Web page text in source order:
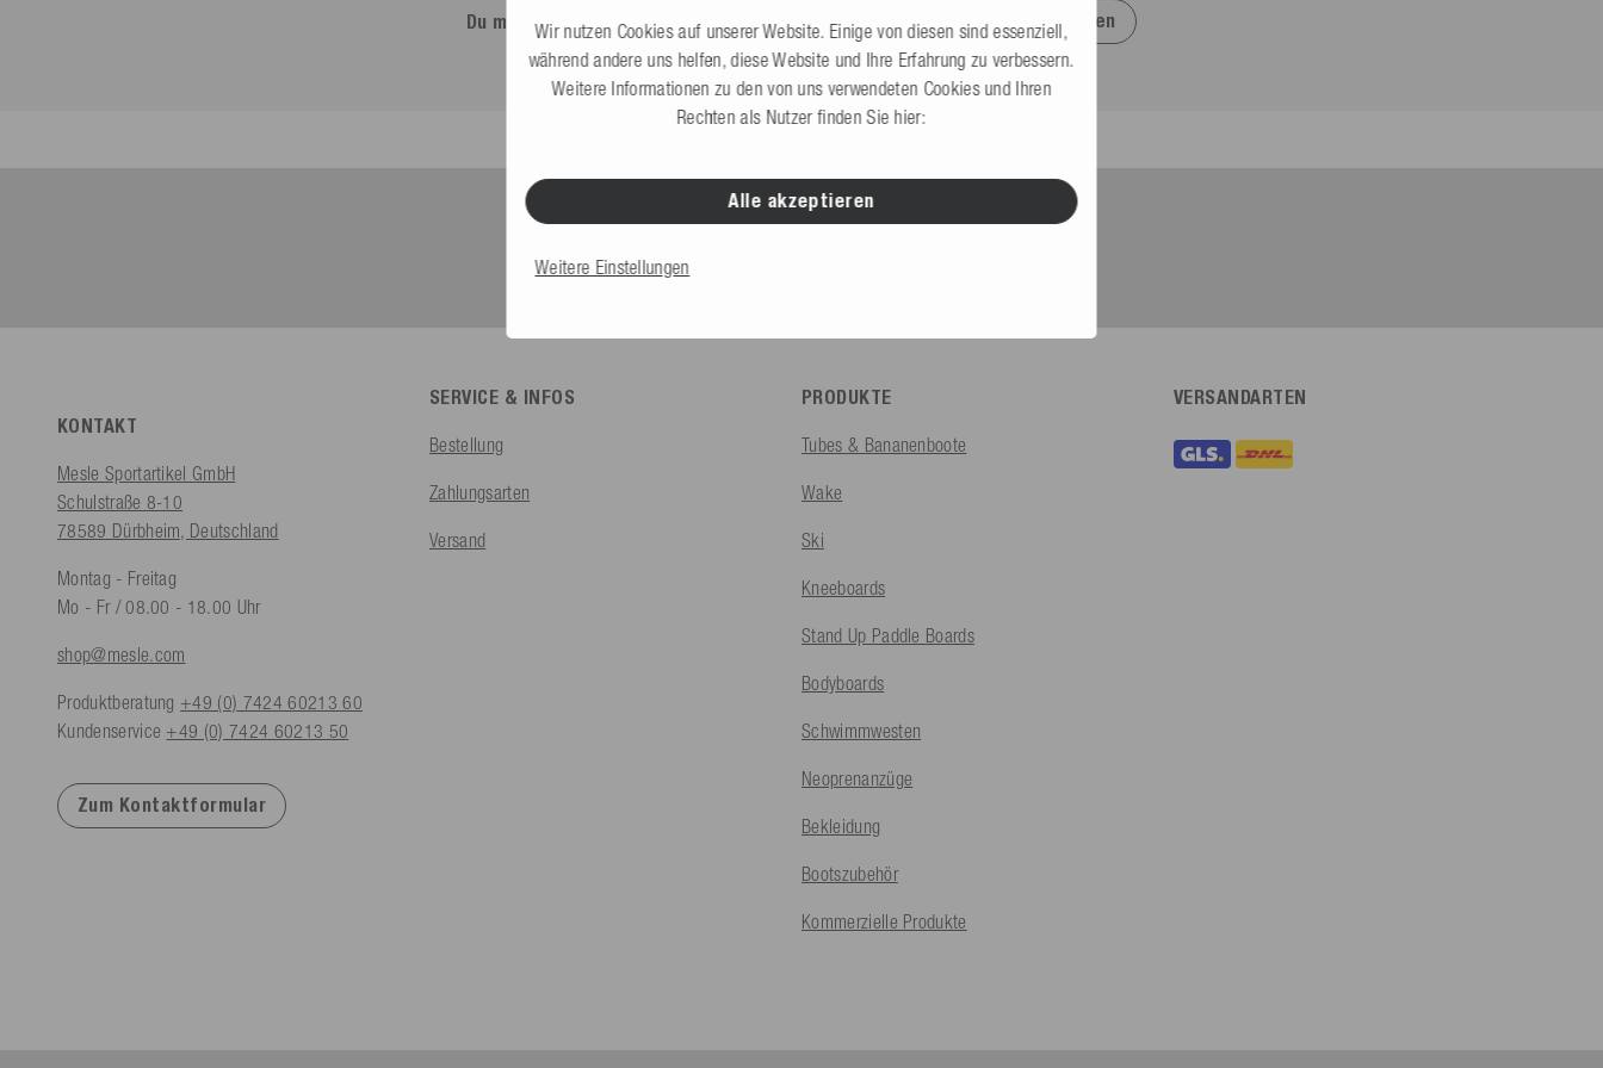
Du möchtest ein Konto bei uns erstellen? Jetzt B2B Zugang anfragen
KONTAKT
Mesle Sportartikel GmbH
Schulstraße 8-10
78589 Dürbheim, Deutschland
Montag - Freitag
Mo - Fr / 08.00 - 18.00 Uhr
shop@mesle.com
Produktberatung +49 (0) 7424 60213 60
Kundenservice +49 (0) 7424 60213 50
Zum Kontaktformular
SERVICE & INFOS
Bestellung
Zahlungsarten
Versand
PRODUKTE
Tubes & Bananenboote
Wake
Ski
Kneeboards
Stand Up Paddle Boards
Bodyboards
Schwimmwesten
Neoprenanzüge
Bekleidung
Bootszubehör
Kommerzielle Produkte
VERSANDARTEN
Wir nutzen Cookies auf unserer Website. Einige von diesen sind essenziell,
während andere uns helfen, diese Website und Ihre Erfahrung zu verbessern.
Weitere Informationen zu den von uns verwendeten Cookies und Ihren
Rechten als Nutzer finden Sie hier:
Alle akzeptieren
Weitere Einstellungen